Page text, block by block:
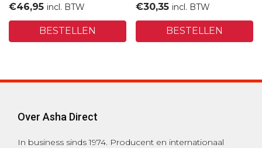
€46,95 incl. BTW
BESTELLEN
€30,35 incl. BTW
BESTELLEN
Over Asha Direct
In business sinds 1974. Producent en internationaal